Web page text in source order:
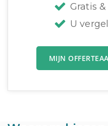
Gratis
U
MIJN